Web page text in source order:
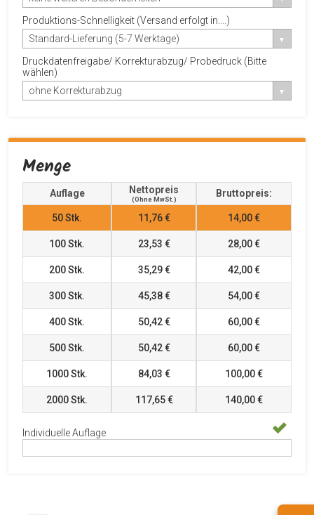
Produktions-Schnelligkeit (Versand erfolgt in....)
Standard-Lieferung (5-7 Werktage)
Druckdatenfreigabe/ Korrekturabzug/ Probedruck (Bitte
wählen)
ohne Korrekturabzug
Menge
Auflage Nettopreis
(ohne MwSt.)
Bruttopreis:
50Stk. 11,76 € 14,00 €
100Stk. 23,53 € 28,00 €
200Stk. 35,29 € 42,00 €
300Stk. 45,38 € 54,00 €
400Stk. 50,42 € 60,00 €
500Stk. 50,42 € 60,00 €
1000Stk. 84,03 € 100,00 €
2000Stk. 117,65 € 140,00 €
Individuelle Auflage